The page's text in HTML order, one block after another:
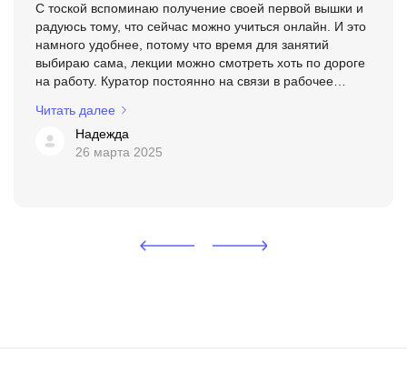
С тоской вспоминаю получение своей первой вышки и
радуюсь тому, что сейчас можно учиться онлайн. И это
намного удобнее, потому что время для занятий
выбираю сама, лекции можно смотреть хоть по дороге
на работу. Куратор постоянно на связи в рабочее
о...
Читать далее
Надежда
26 марта 2025